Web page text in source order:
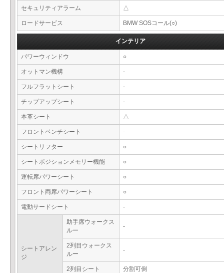
セキュリティアラーム △
ロードサービス BMW SOSコール(○)
インテリア
パワーウィンドウ ○
オットマン機構 -
フルフラットシート -
チップアップシート -
本革シート △
フロントベンチシート -
シートリフター ○
シートポジションメモリー機能 ○
運転席パワーシート ○
フロント両席パワーシート ○
電動サードシート -
シートアレン
ジ
助手席ウォークス
ルー
-
2列目ウォークス
ルー
-
2列目シート 分割可倒